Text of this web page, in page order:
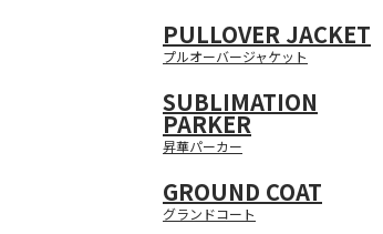
PULLOVER JACKET
プルオーバージャケット
SUBLIMATION
PARKER
昇華パーカー
GROUND COAT
グランドコート